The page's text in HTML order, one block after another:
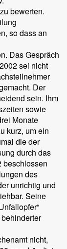
bewerten.
so dass an
Das Gespräch
sei nicht
Der
sein. Ihm
sowie
Monate
kurz, um ein
die der
durch das
beschlossen
des
unrichtig und
Seine
nicht,